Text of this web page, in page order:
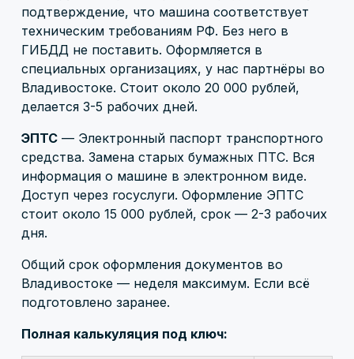
подтверждение, что машина соответствует
техническим требованиям РФ. Без него в
ГИБДД не поставить. Оформляется в
специальных организациях, у нас партнёры во
Владивостоке. Стоит около 20 000 рублей,
делается 3-5 рабочих дней.
ЭПТС — Электронный паспорт транспортного
средства. Замена старых бумажных ПТС. Вся
информация о машине в электронном виде.
Доступ через госуслуги. Оформление ЭПТС
стоит около 15 000 рублей, срок — 2-3 рабочих
дня.
Общий срок оформления документов во
Владивостоке — неделя максимум. Если всё
подготовлено заранее.
Полная калькуляция под ключ: